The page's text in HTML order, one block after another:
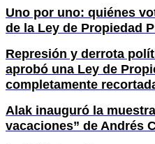
Uno por uno: quiénes
de la Ley de Propiedad
Represión y derrota
aprobó una Ley de
completamente
Alak inauguró la
vacaciones” de Andrés